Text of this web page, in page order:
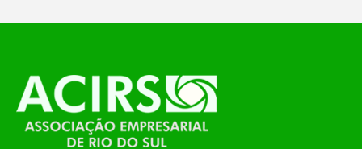
O Polo ACATE-ACIRS, por meio do NIAVI – Núcleo
de Tecnologia da Informação do Alto Vale do
Itajaí, realizou, no dia 21 de julho, o evento
Conexão Tech NIAVI, reunindo empresas de
tecnologia da região para uma noite de